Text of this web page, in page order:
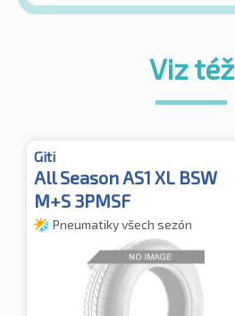
Viz též
Giti
All Season AS1 XL BSW
M+S 3PMSF
Pneumatiky všech sezón